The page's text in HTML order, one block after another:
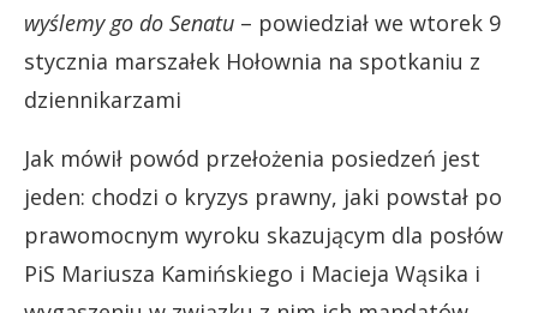
wyślemy go do Senatu – powiedział we wtorek 9
stycznia marszałek Hołownia na spotkaniu z
dziennikarzami
Jak mówił powód przełożenia posiedzeń jest
jeden: chodzi o kryzys prawny, jaki powstał po
prawomocnym wyroku skazującym dla posłów
PiS Mariusza Kamińskiego i Macieja Wąsika i